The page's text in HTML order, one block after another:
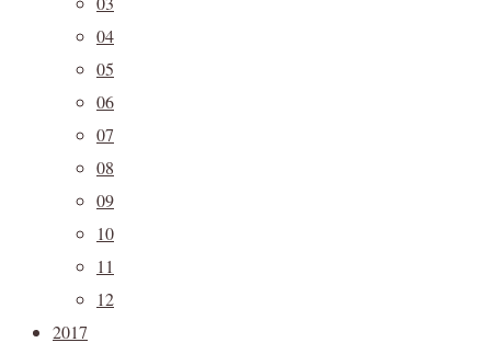
04
05
06
07
08
09
10
11
12
2017